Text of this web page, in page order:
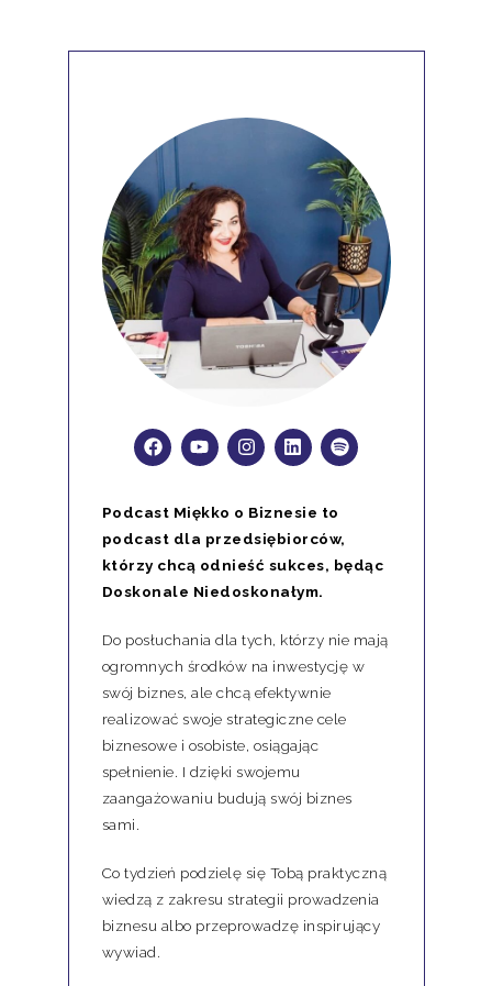
Podcast Miękko o Biznesie to
podcast dla przedsiębiorców,
którzy chcą odnieść sukces, będąc
Doskonale Niedoskonałym.
Do posłuchania dla tych, którzy nie mają
ogromnych środków na inwestycję w
swój biznes, ale chcą efektywnie
realizować swoje strategiczne cele
biznesowe i osobiste, osiągając
spełnienie. I dzięki swojemu
zaangażowaniu budują swój biznes
sami.
Co tydzień podzielę się Tobą praktyczną
wiedzą z zakresu strategii prowadzenia
biznesu albo przeprowadzę inspirujący
wywiad.